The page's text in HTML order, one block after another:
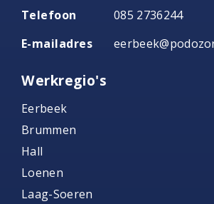
Telefoon
085 2736244
E-mailadres
Werkregio's
Eerbeek
Brummen
Hall
Loenen
Laag-Soeren